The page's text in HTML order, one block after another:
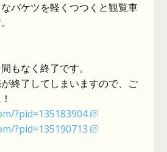
バケツを軽くつつくと観覧車
なく終了です。
終了してしまいますので、ご
?pid=135183904
?pid=135190713